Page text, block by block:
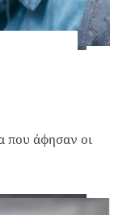
που άφησαν οι